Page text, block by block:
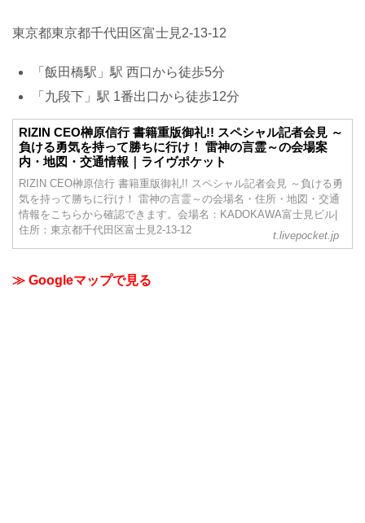
東京都東京都千代田区富士見2-13-12
「飯田橋駅」駅 西口から徒歩5分
「九段下」駅 1番出口から徒歩12分
RIZIN CEO榊原信行 書籍重版御礼!! スペシャル記者会見 ～
負ける勇気を持って勝ちに行け！ 雷神の言霊～の会場案
内・地図・交通情報｜ライヴポケット
RIZIN CEO榊原信行 書籍重版御礼!! スペシャル記者会見 ～負ける勇
気を持って勝ちに行け！ 雷神の言霊～の会場名・住所・地図・交通
情報をこちらから確認できます。会場名：KADOKAWA富士見ビル|
住所：東京都千代田区富士見2-13-12
t.livepocket.jp
≫ Googleマップで見る